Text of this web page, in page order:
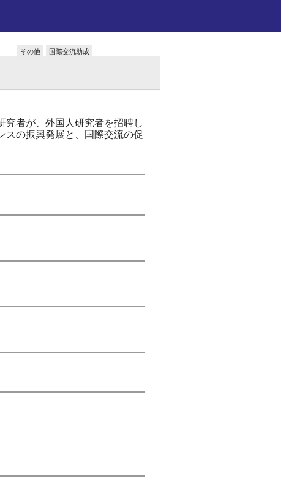
その他 国際交流助成
究者が、外国人研究者を招聘し
スの振興発展と、国際交流の促